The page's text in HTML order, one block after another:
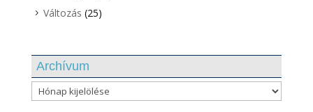
Változás (25)
Archívum
Archívum